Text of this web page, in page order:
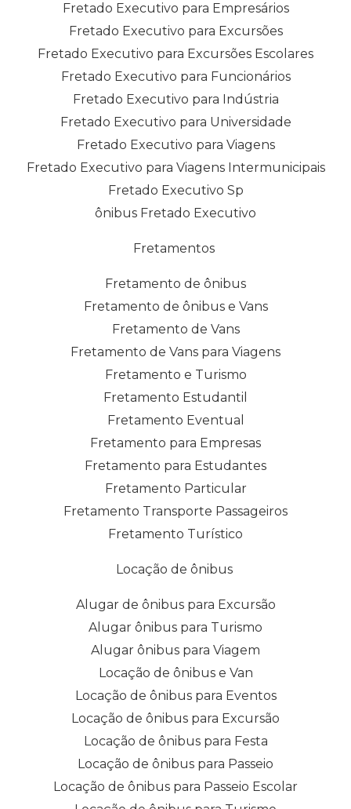
Fretado Executivo para Empresários
Fretado Executivo para Excursões
Fretado Executivo para Excursões Escolares
Fretado Executivo para Funcionários
Fretado Executivo para Indústria
Fretado Executivo para Universidade
Fretado Executivo para Viagens
Fretado Executivo para Viagens Intermunicipais
Fretado Executivo Sp
ônibus Fretado Executivo
Fretamentos
Fretamento de ônibus
Fretamento de ônibus e Vans
Fretamento de Vans
Fretamento de Vans para Viagens
Fretamento e Turismo
Fretamento Estudantil
Fretamento Eventual
Fretamento para Empresas
Fretamento para Estudantes
Fretamento Particular
Fretamento Transporte Passageiros
Fretamento Turístico
Locação de ônibus
Alugar de ônibus para Excursão
Alugar ônibus para Turismo
Alugar ônibus para Viagem
Locação de ônibus e Van
Locação de ônibus para Eventos
Locação de ônibus para Excursão
Locação de ônibus para Festa
Locação de ônibus para Passeio
Locação de ônibus para Passeio Escolar